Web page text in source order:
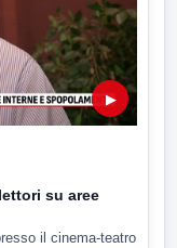
▶
su aree
il cinema-teatro